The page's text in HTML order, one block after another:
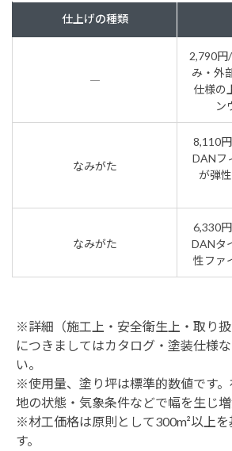
仕上げの種類
―
2,790円
み・外
仕様の
ン
なみがた
8,110
DANフ
が弾
なみがた
6,330
DANタ
性ファ
※詳細（施工上・安全衛生上・取り扱
につきましてはカタログ・塗装仕様
い。
※使用量、塗り坪は標準的数値です
地の状態・気象条件などで幅を生じ増
※材工価格は原則として300m²以上を
す。